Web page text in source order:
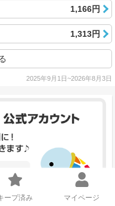
1,166円
1,313円
2025年9月1日~2026年8月3日
ープ済み マイページ